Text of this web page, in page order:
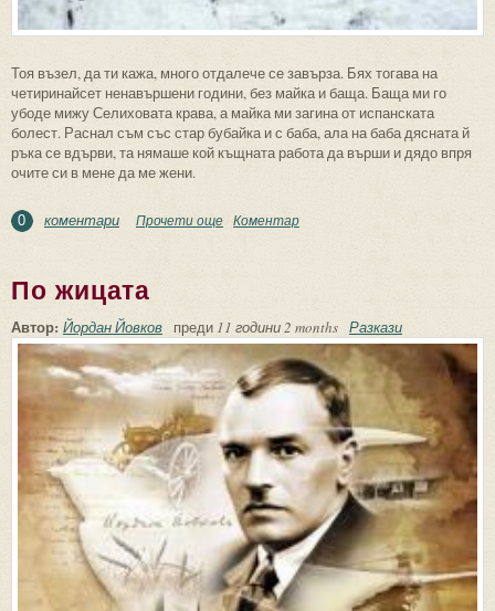
Тоя възел, да ти кажа, много отдалече се завърза. Бях тогава на
четиринайсет ненавършени години, без майка и баща. Баща ми го
убоде мижу Селиховата крава, а майка ми загина от испанската
болест. Раснал съм със стар бубайка и с баба, ала на баба дясната й
ръка се вдърви, та нямаше кой къщната работа да върши и дядо впря
очите си в мене да ме жени.
0 коментари Прочети още about Дервишово семе
Коментар
По жицата
Автор: Йордан Йовков преди 11 години 2 months Разкази